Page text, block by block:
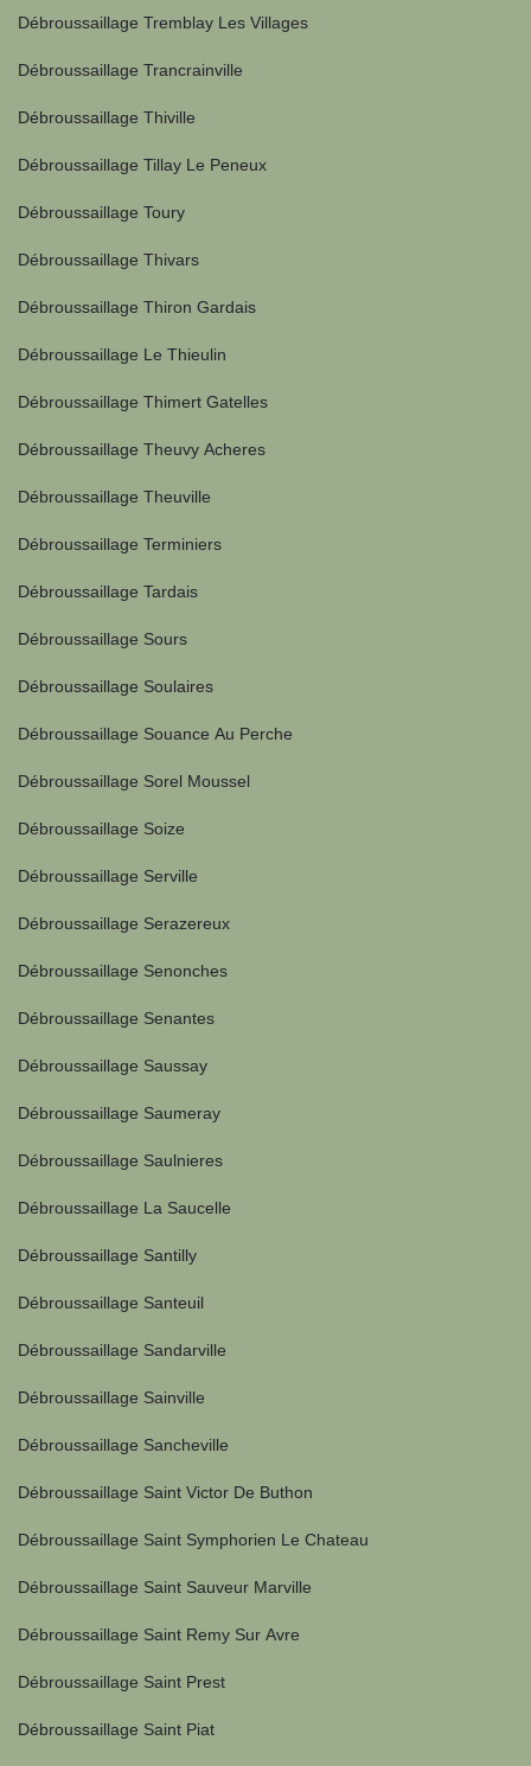
Débroussaillage Tremblay Les Villages
Débroussaillage Trancrainville
Débroussaillage Thiville
Débroussaillage Tillay Le Peneux
Débroussaillage Toury
Débroussaillage Thivars
Débroussaillage Thiron Gardais
Débroussaillage Le Thieulin
Débroussaillage Thimert Gatelles
Débroussaillage Theuvy Acheres
Débroussaillage Theuville
Débroussaillage Terminiers
Débroussaillage Tardais
Débroussaillage Sours
Débroussaillage Soulaires
Débroussaillage Souance Au Perche
Débroussaillage Sorel Moussel
Débroussaillage Soize
Débroussaillage Serville
Débroussaillage Serazereux
Débroussaillage Senonches
Débroussaillage Senantes
Débroussaillage Saussay
Débroussaillage Saumeray
Débroussaillage Saulnieres
Débroussaillage La Saucelle
Débroussaillage Santilly
Débroussaillage Santeuil
Débroussaillage Sandarville
Débroussaillage Sainville
Débroussaillage Sancheville
Débroussaillage Saint Victor De Buthon
Débroussaillage Saint Symphorien Le Chateau
Débroussaillage Saint Sauveur Marville
Débroussaillage Saint Remy Sur Avre
Débroussaillage Saint Prest
Débroussaillage Saint Piat